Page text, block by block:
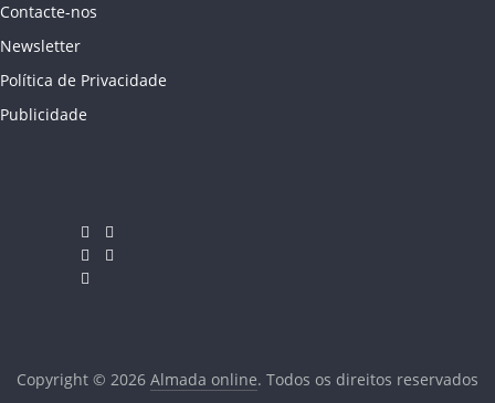
Contacte-nos
Newsletter
Política de Privacidade
Publicidade
Copyright © 2026 Almada online. Todos os direitos reservados